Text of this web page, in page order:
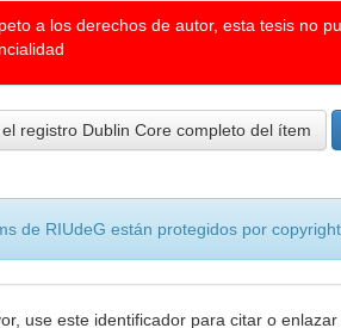
a los derechos de autor, esta tesis no
registro Dublin Core completo del ítem
de RIUdeG están protegidos por
use este identificador para citar o